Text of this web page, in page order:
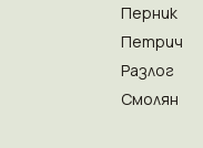
Перник
Петрич
Разлог
Смолян